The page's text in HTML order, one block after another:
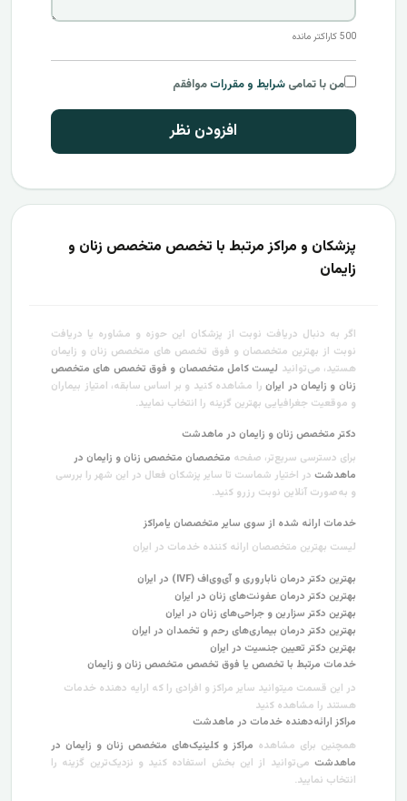
500کاراکتر مانده
من با تمامیشرایط و مقررات موافقم
افزودن نظر
پزشکان و مراکز مرتبط با تخصص متخصص زنان و
زایمان
اگر به دنبال دریافت نوبت از پزشکان این حوزه و مشاوره یا دریافت
نوبت از بهترین متخصصان و فوق تخصص های متخصص زنان و زایمان
هستید، می‌توانید لیست کامل متخصصان و فوق تخصص های متخصص
زنان و زایمان در ایرانرا مشاهده کنید و بر اساس سابقه، امتیاز بیماران
و موقعیت جغرافیایی بهترین گزینه را انتخاب نمایید.
دکتر متخصص زنان و زایمان در ماهدشت
برای دسترسی سریع‌تر، صفحه متخصصان متخصص زنان و زایمان در
ماهدشت در اختیار شماست تا سایر پزشکان فعال در این شهر را بررسی
و به‌صورت آنلاین نوبت رزرو کنید.
خدمات ارائه شده از سوی سایر متخصصان یامراکز
لیست بهترین متخصصان ارائه کننده خدمات در ایران
بهترین دکتر درمان ناباروری و آی‌وی‌اف (IVF) در ایران
بهترین دکتر درمان عفونت‌های زنان در ایران
بهترین دکتر سزارین و جراحی‌های زنان در ایران
بهترین دکتر درمان بیماری‌های رحم و تخمدان در ایران
بهترین دکتر تعیین جنسیت در ایران
خدمات مرتبط با تخصص یا فوق تخصص متخصص زنان و زایمان
در این قسمت میتوانید سایر مراکز و افرادی را که ارایه دهنده خدمات
هستند را مشاهده کنید
مراکز ارائه‌دهنده خدمات در ماهدشت
همچنین برای مشاهده مراکز و کلینیک‌های متخصص زنان و زایمان در
ماهدشت می‌توانید از این بخش استفاده کنید و نزدیک‌ترین گزینه را
انتخاب نمایید.